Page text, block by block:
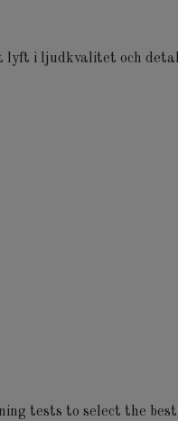
lyft i ljudkvalitet och
tests to select the